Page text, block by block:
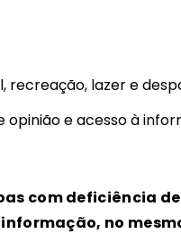
recreação, lazer e
opinião e acesso à
com deficiência
informação, no